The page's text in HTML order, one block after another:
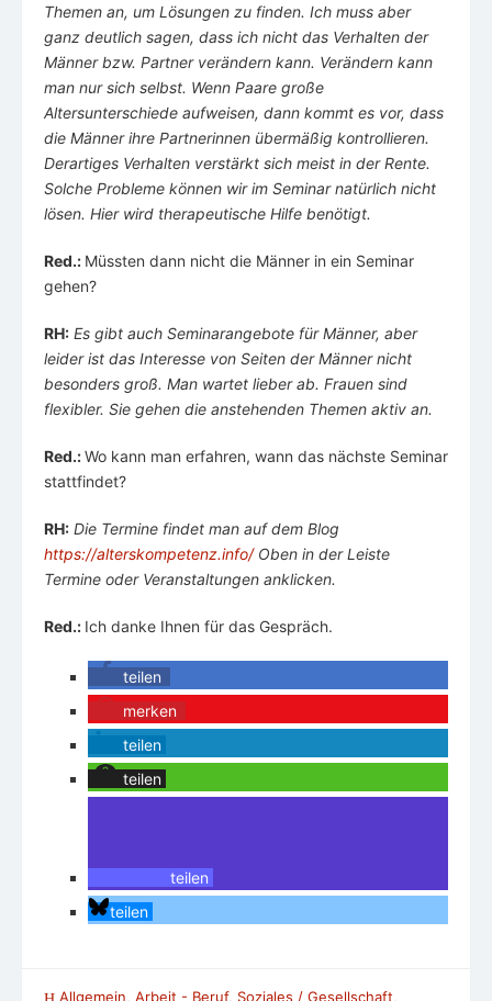
Themen an, um Lösungen zu finden. Ich muss aber
ganz deutlich sagen, dass ich nicht das Verhalten der
Männer bzw. Partner verändern kann. Verändern kann
man nur sich selbst. Wenn Paare große
Altersunterschiede aufweisen, dann kommt es vor, dass
die Männer ihre Partnerinnen übermäßig kontrollieren.
Derartiges Verhalten verstärkt sich meist in der Rente.
Solche Probleme können wir im Seminar natürlich nicht
lösen. Hier wird therapeutische Hilfe benötigt.
Red.: Müssten dann nicht die Männer in ein Seminar
gehen?
RH: Es gibt auch Seminarangebote für Männer, aber
leider ist das Interesse von Seiten der Männer nicht
besonders groß. Man wartet lieber ab. Frauen sind
flexibler. Sie gehen die anstehenden Themen aktiv an.
Red.:Wo kann man erfahren, wann das nächste Seminar
stattfindet?
RH: Die Termine findet man auf dem Blog
https://alterskompetenz.info/ Oben in der Leiste
Termine oder Veranstaltungen anklicken.
Red.: Ich danke Ihnen für das Gespräch.
teilen
merken
teilen
teilen
teilen
teilen
Allgemein Arbeit - Beruf, Soziales / Gesellschaft